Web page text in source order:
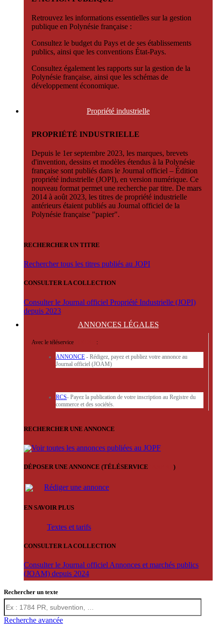
Retrouvez les informations essentielles sur la gestion
publique en Polynésie française :
Consultez le budget du Pays et de ses établissements
publics, ainsi que les conventions État-Pays.
Consultez également les rapports sur la gestion de la
Polynésie française, ainsi que les schémas de
développement économique.
Propriété industrielle
PROPRIÉTÉ INDUSTRIELLE
Depuis le 1er septembre 2023, les marques, brevets
d'invention, dessins et modèles étendus à la Polynésie
française sont publiés dans le Journal officiel – Édition
propriété industrielle (JOPI), en version numérique. Ce
nouveau format permet une recherche par titre. De mars
2014 à août 2023, les titres de propriété industrielle
antérieurs étaient publiés au Journal officiel de la
Polynésie française "papier".
RECHERCHER UN TITRE
Rechercher tous les titres publiés au JOPI
CONSULTER LA COLLECTION
Consulter le Journal officiel Propriété Industrielle (JOPI)
depuis 2023
ANNONCES LÉGALES
Avec le téléservice :
ANNONCE - Rédigez, payez et publiez votre annonce au
Journal officiel (JOAM)
RCS- Payez la publication de votre inscription au Registre du
commerce et des sociétés.
RECHERCHER UNE ANNONCE
Voir toutes les annonces publiées au JOPF
DÉPOSER UNE ANNONCE (TÉLÉSERVICE )
Rédiger une annonce
EN SAVOIR PLUS
Textes et tarifs
CONSULTER LA COLLECTION
Consulter le Journal officiel Annonces et marchés publics
(JOAM) depuis 2024
Rechercher un texte
Recherche avancée